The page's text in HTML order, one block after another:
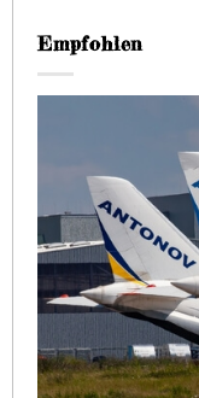
Empfohlen